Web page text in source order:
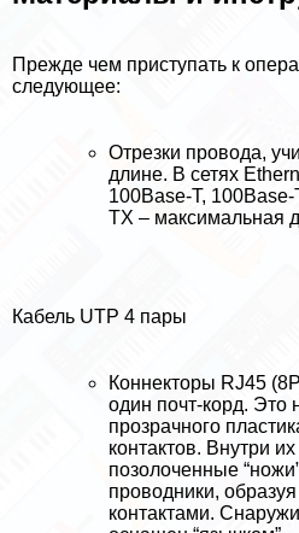
Прежде чем приступать к
следующее:
Отрезки провода,
длине. В сетях
100Base-Т,
ТХ – максимальная
Кабель UTP 4 пары
Коннекторы RJ45
один почт-корд. Это
прозрачного
контактов. Внутри
позолоченные
проводники,
контактами.